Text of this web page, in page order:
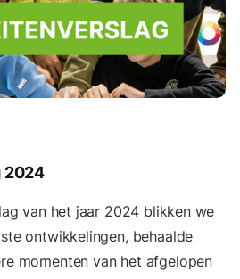
2024
van het jaar 2024 blikken we
ontwikkelingen, behaalde
momenten van het afgelopen